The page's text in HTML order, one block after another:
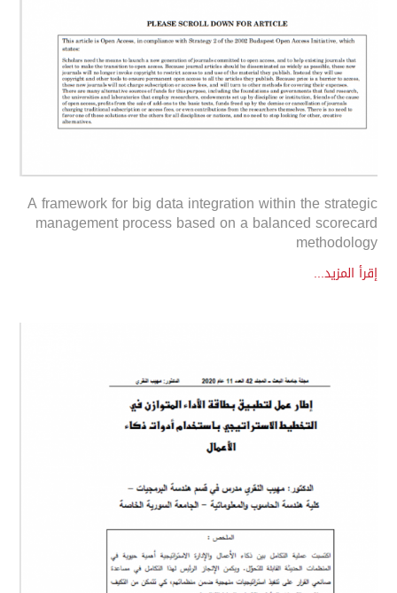
A framework for big data integration within the strategic
management process based on a balanced scorecard
methodology
إقرأ المزيد...